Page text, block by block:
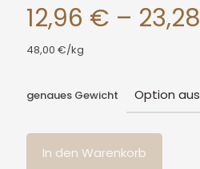
12,96 € – 23,28
48,00 €/kg
genaues Gewicht
In den Warenkorb